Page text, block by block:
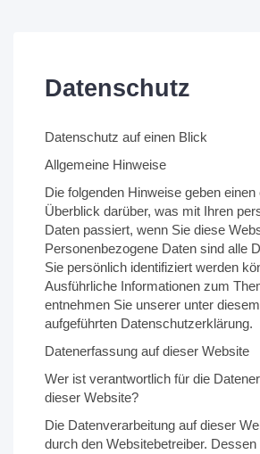
Datenschutz
Datenschutz auf einen Blick
Allgemeine Hinweise
Die folgenden Hinweise geben einen
Überblick darüber, was mit Ihren
Daten passiert, wenn Sie diese
Personenbezogene Daten sind alle
Sie persönlich identifiziert werden
Ausführliche Informationen zum
entnehmen Sie unserer unter
aufgeführten Datenschutzerklärung.
Datenerfassung auf dieser Website
Wer ist verantwortlich für die
dieser Website?
Die Datenverarbeitung auf dieser
durch den Websitebetreiber.